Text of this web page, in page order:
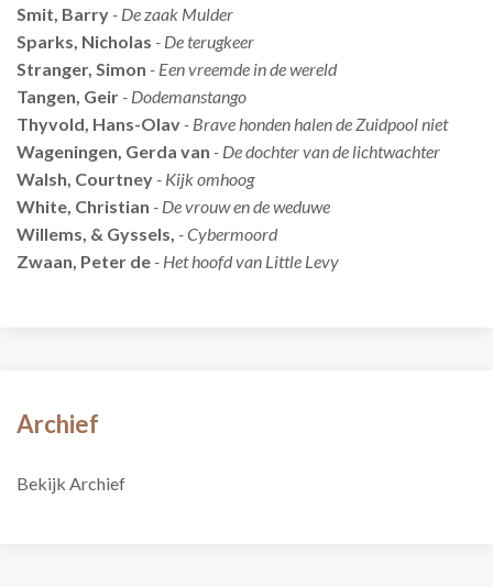
Smit, Barry - De zaak Mulder
Sparks, Nicholas - De terugkeer
Stranger, Simon - Een vreemde in de wereld
Tangen, Geir - Dodemanstango
Thyvold, Hans-Olav - Brave honden halen de Zuidpool niet
Wageningen, Gerda van - De dochter van de lichtwachter
Walsh, Courtney - Kijk omhoog
White, Christian - De vrouw en de weduwe
Willems, & Gyssels, - Cybermoord
Zwaan, Peter de - Het hoofd van Little Levy
Archief
Bekijk Archief